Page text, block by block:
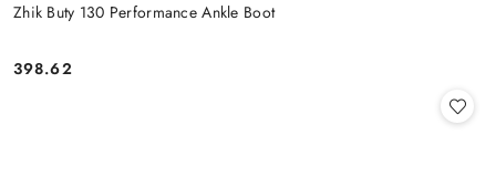
Zhik Buty 130 Performance Ankle Boot
Cena:
398.62